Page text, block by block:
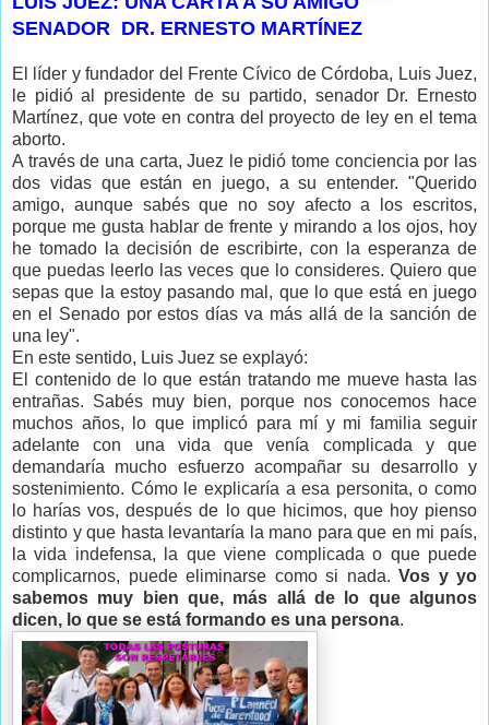
SENADOR DR. ERNESTO MARTÍNEZ
El líder y fundador del Frente Cívico de Córdoba, Luis Juez,
le pidió al presidente de su partido, senador Dr. Ernesto
Martínez, que vote en contra del proyecto de ley en el tema
aborto.
A través de una carta, Juez le pidió tome conciencia por las
dos vidas que están en juego, a su entender. "Querido
amigo, aunque sabés que no soy afecto a los escritos,
porque me gusta hablar de frente y mirando a los ojos, hoy
he tomado la decisión de escribirte, con la esperanza de
que puedas leerlo las veces que lo consideres. Quiero que
sepas que la estoy pasando mal, que lo que está en juego
en el Senado por estos días va más allá de la sanción de
una ley".
En este sentido, Luis Juez se explayó:
El contenido de lo que están tratando me mueve hasta las
entrañas. Sabés muy bien, porque nos conocemos hace
muchos años, lo que implicó para mí y mi familia seguir
adelante con una vida que venía complicada y que
demandaría mucho esfuerzo acompañar su desarrollo y
sostenimiento. Cómo le explicaría a esa personita, o como
lo harías vos, después de lo que hicimos, que hoy pienso
distinto y que hasta levantaría la mano para que en mi país,
la vida indefensa, la que viene complicada o que puede
complicarnos, puede eliminarse como si nada. Vos y yo
sabemos muy bien que, más allá de lo que algunos
dicen, lo que se está formando es una persona.